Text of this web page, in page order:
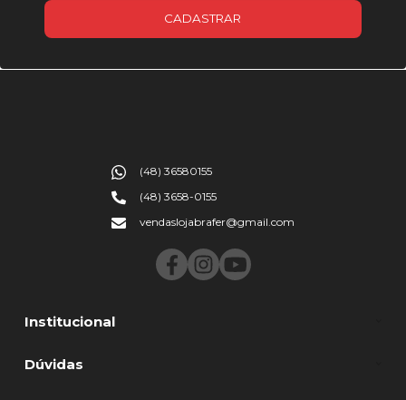
CADASTRAR
Institucional
Dúvidas
(48) 36580155
(48) 3658-0155
vendaslojabrafer@gmail.com